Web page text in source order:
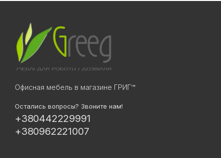
Офисная мебель в магазине ГРИГ™
Остались вопросы? Звоните нам!
+380442229991
+380962221007